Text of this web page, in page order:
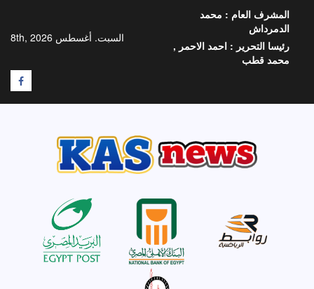
المحتوى
السبت. أغسطس 8th, 2026
المشرف العام : محمد
الدمرداش
رئيسا التحرير : احمد الاحمر ,
محمد قطب
F